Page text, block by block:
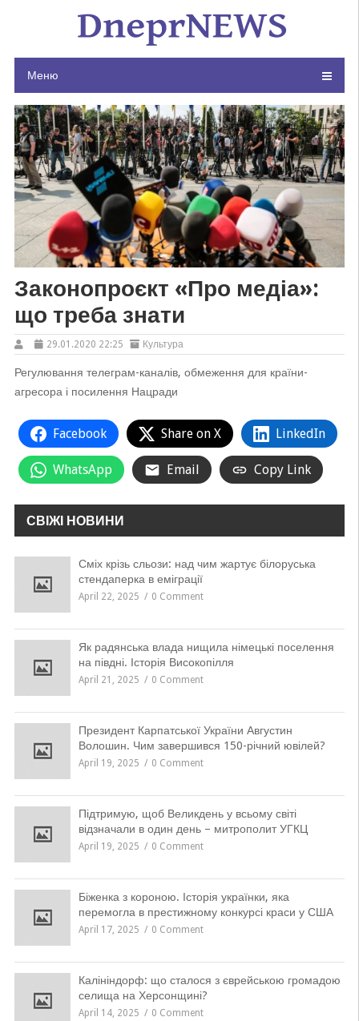
Меню
Законопроєкт «Про медіа»:
що треба знати
29.01.2020 22:25 Культура
Регулювання телеграм-каналів, обмеження для країни-
агресора і посилення Нацради
Facebook Share on X LinkedIn
WhatsApp Email Copy Link
СВІЖІ НОВИНИ
Сміх крізь сльози: над чим жартує білоруська
стендаперка в еміграції
April 22, 2025 0 Comment
Як радянська влада нищила німецькі поселення
на півдні. Історія Високопілля
April 21, 2025 0 Comment
Президент Карпатської України Августин
Волошин. Чим завершився 150-річний ювілей?
April 19, 2025 0 Comment
Підтримую, щоб Великдень у всьому світі
відзначали в один день – митрополит УГКЦ
April 19, 2025 0 Comment
Біженка з короною. Історія українки, яка
перемогла в престижному конкурсі краси у США
April 17, 2025 0 Comment
Калініндорф: що сталося з єврейською громадою
селища на Херсонщині?
April 14, 2025 0 Comment